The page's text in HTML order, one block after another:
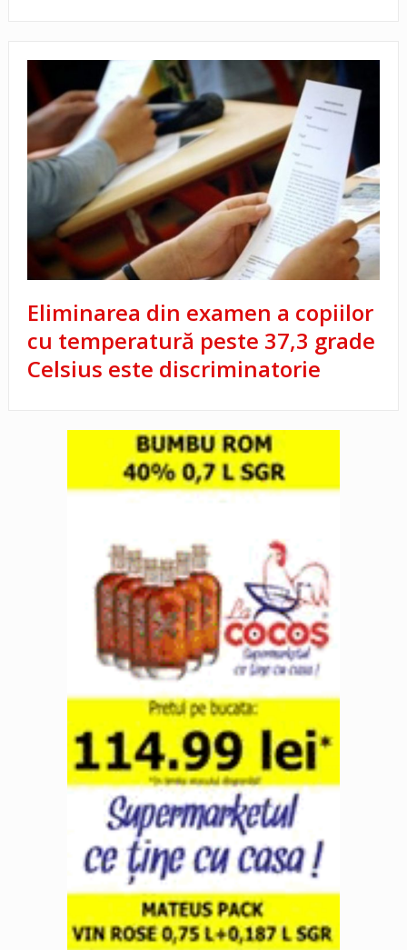
Eliminarea din examen a copiilor
cu temperatură peste 37,3 grade
Celsius este discriminatorie